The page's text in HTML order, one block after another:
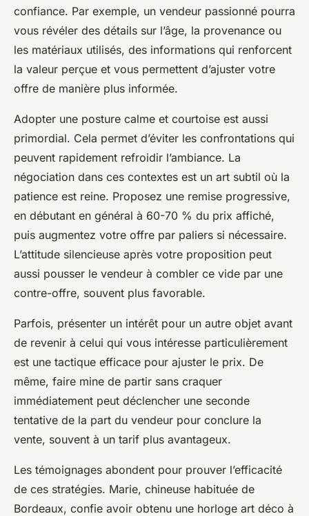
confiance. Par exemple, un vendeur passionné pourra
vous révéler des détails sur l’âge, la provenance ou
les matériaux utilisés, des informations qui renforcent
la valeur perçue et vous permettent d’ajuster votre
offre de manière plus informée.
Adopter une posture calme et courtoise est aussi
primordial. Cela permet d’éviter les confrontations qui
peuvent rapidement refroidir l’ambiance. La
négociation dans ces contextes est un art subtil où la
patience est reine. Proposez une remise progressive,
en débutant en général à 60-70 % du prix affiché,
puis augmentez votre offre par paliers si nécessaire.
L’attitude silencieuse après votre proposition peut
aussi pousser le vendeur à combler ce vide par une
contre-offre, souvent plus favorable.
Parfois, présenter un intérêt pour un autre objet avant
de revenir à celui qui vous intéresse particulièrement
est une tactique efficace pour ajuster le prix. De
même, faire mine de partir sans craquer
immédiatement peut déclencher une seconde
tentative de la part du vendeur pour conclure la
vente, souvent à un tarif plus avantageux.
Les témoignages abondent pour prouver l’efficacité
de ces stratégies. Marie, chineuse habituée de
Bordeaux, confie avoir obtenu une horloge art déco à